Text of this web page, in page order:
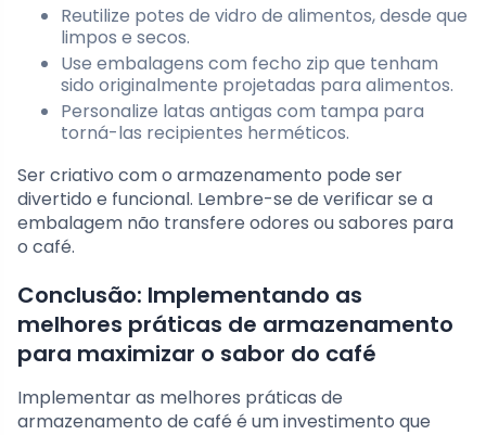
Reutilize potes de vidro de alimentos, desde que
limpos e secos.
Use embalagens com fecho zip que tenham
sido originalmente projetadas para alimentos.
Personalize latas antigas com tampa para
torná-las recipientes herméticos.
Ser criativo com o armazenamento pode ser
divertido e funcional. Lembre-se de verificar se a
embalagem não transfere odores ou sabores para
o café.
Conclusão: Implementando as
melhores práticas de armazenamento
para maximizar o sabor do café
Implementar as melhores práticas de
armazenamento de café é um investimento que